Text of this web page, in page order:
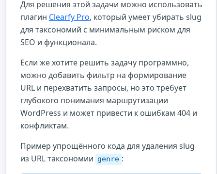
Для решения этой задачи можно использовать
плагин Clearfy Pro, который умеет убирать slug
для таксономий с минимальным риском для
SEO и функционала.
Если же хотите решить задачу программно,
можно добавить фильтр на формирование
URL и перехватить запросы, но это требует
глубокого понимания маршрутизации
WordPress и может привести к ошибкам 404 и
конфликтам.
Пример упрощённого кода для удаления slug
из URL таксономии genre :